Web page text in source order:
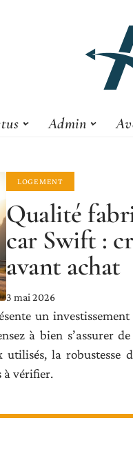
Admin
LOGEMENT
Qualité
car Swift :
avant achat
3 mai 2026
un
à bien s’assurer
utilisés, la robustesse
à vérifier.